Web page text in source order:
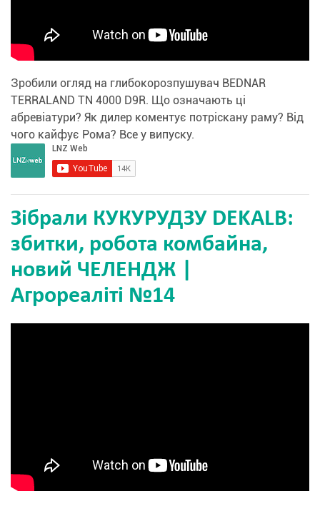
Зробили огляд на глибокорозпушувач BEDNAR
TERRALAND TN 4000 D9R. Що означають ці
абревіатури? Як дилер коментує потріскану раму? Від
чого кайфує Рома? Все у випуску.
Зібрали КУКУРУДЗУ DEKALB:
збитки, робота комбайна,
новий ЧЕЛЕНДЖ |
Агрореаліті №14